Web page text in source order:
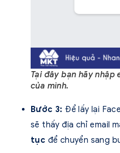
Tại đây bạn hãy nhập
của mình.
Bước 3: Để lấy lại
sẽ thấy địa chỉ email
tục để chuyển sang